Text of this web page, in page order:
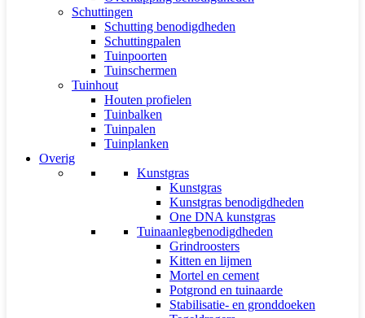
Schuttingen
Schutting benodigdheden
Schuttingpalen
Tuinpoorten
Tuinschermen
Tuinhout
Houten profielen
Tuinbalken
Tuinpalen
Tuinplanken
Overig
Kunstgras
Kunstgras
Kunstgras benodigdheden
One DNA kunstgras
Tuinaanlegbenodigdheden
Grindroosters
Kitten en lijmen
Mortel en cement
Potgrond en tuinaarde
Stabilisatie- en gronddoeken